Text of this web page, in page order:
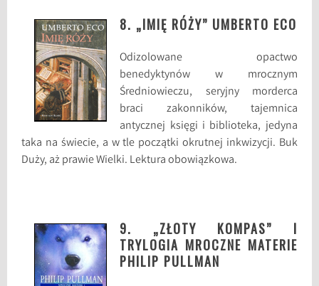
8. „IMIĘ RÓŻY” UMBERTO ECO
Odizolowane opactwo
benedyktynów w mrocznym
Średniowieczu, seryjny morderca
braci zakonników, tajemnica
antycznej księgi i biblioteka, jedyna
taka na świecie, a w tle początki okrutnej inkwizycji. Buk
Duży, aż prawie Wielki. Lektura obowiązkowa.
9. „ZŁOTY KOMPAS” I
TRYLOGIA MROCZNE MATERIE
PHILIP PULLMAN